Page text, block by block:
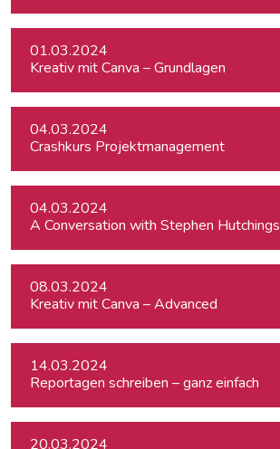
01.03.2024
Kreativ mit Canva – Grundlagen
04.03.2024
Crashkurs Projektmanagement
04.03.2024
A Conversation with Stephen Hutchings
08.03.2024
Kreativ mit Canva – Advanced
14.03.2024
Reportagen schreiben – ganz einfach
20.03.2024